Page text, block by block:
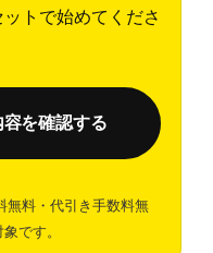
トで始めてくださ
を確認する
無料・代引き手数料無
です。